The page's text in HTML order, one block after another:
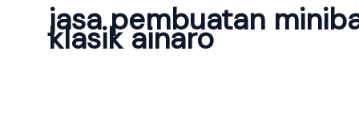
jasa pembuatan
klasik ainaro